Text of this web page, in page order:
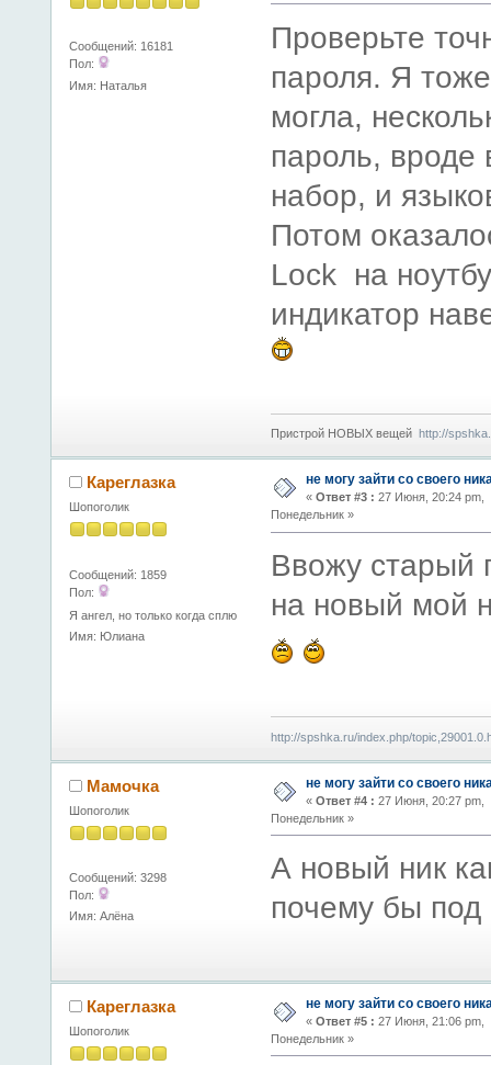
Сообщений: 16181
Пол:
Имя: Наталья
Проверьте
пароля. Я
могла,
пароль, вроде
набор, и
Потом
Lock на
индикатор
Пристрой НОВЫХ вещей http://
Кареглазка
Шопоголик
Сообщений: 1859
Пол:
Я ангел, но только когда сплю
Имя: Юлиана
не могу зайти со своего
« Ответ #3 : 27 Июня, 20:24 pm,
Понедельник »
Ввожу старый
на новый мой
http://spshka.ru/index.php/
Мамочка
Шопоголик
Сообщений: 3298
Пол:
Имя: Алёна
не могу зайти со своего
« Ответ #4 : 27 Июня, 20:27 pm,
Понедельник »
А новый ник
почему бы под
Кареглазка
Шопоголик
не могу зайти со своего
« Ответ #5 : 27 Июня, 21:06 pm,
Понедельник »